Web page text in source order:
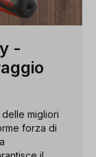
-
migliori
forza di